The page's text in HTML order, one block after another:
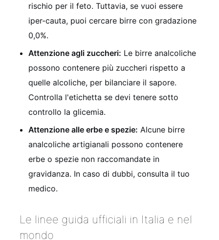
rischio per il feto. Tuttavia, se vuoi essere
iper-cauta, puoi cercare birre con gradazione
0,0%.
Attenzione agli zuccheri: Le birre analcoliche
possono contenere più zuccheri rispetto a
quelle alcoliche, per bilanciare il sapore.
Controlla l'etichetta se devi tenere sotto
controllo la glicemia.
Attenzione alle erbe e spezie: Alcune birre
analcoliche artigianali possono contenere
erbe o spezie non raccomandate in
gravidanza. In caso di dubbi, consulta il tuo
medico.
Le linee guida ufficiali in Italia e nel
mondo